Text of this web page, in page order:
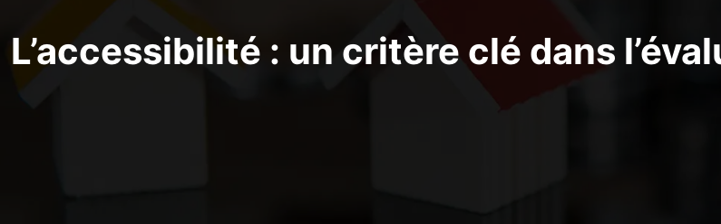
L’accessibilité : un critère clé dans